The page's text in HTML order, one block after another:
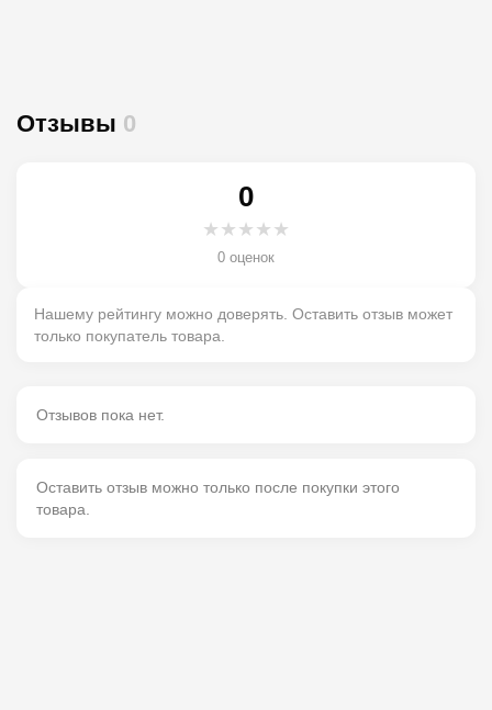
Отзывы 0
0
★ ★ ★ ★ ★
0 оценок
Нашему рейтингу можно доверять. Оставить отзыв может
только покупатель товара.
Отзывов пока нет.
Оставить отзыв можно только после покупки этого
товара.